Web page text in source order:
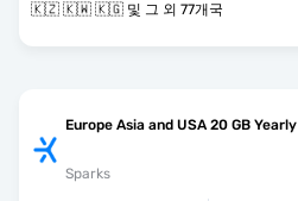
🇰🇿 🇰🇼 🇰🇬 및 그 외 77개국
Europe Asia and USA 20 GB Yearly
Sparks